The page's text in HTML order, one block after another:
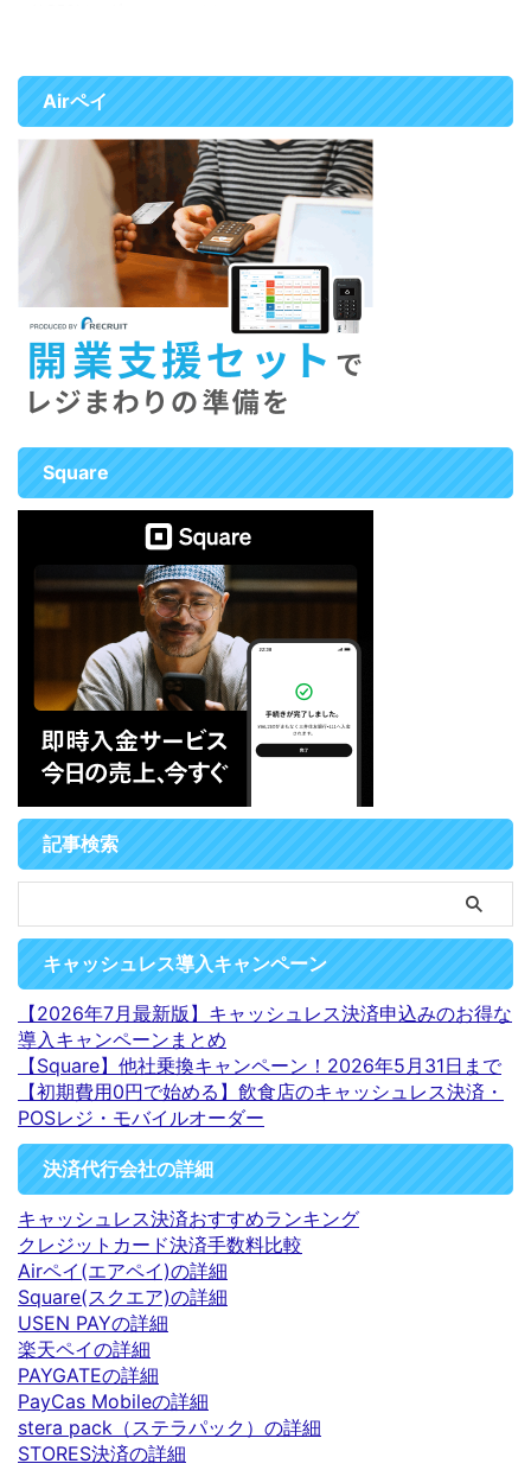
ルオーダーシステムです。 お客
様自身のスマートフォンからメニ
ューを閲覧し、そのまま注文でき
るため、スタッフの注文業務を大
幅に効率化することができ、オー
ダーミスの防止や回転率アップに
もつながります。 また高性能
POSレジ「Airレジ」やキャッシ
ュレス決済「Airペイ」ともスム
ーズに連携できるため、レジ業務
の効率化やキャッシュレス対応も
簡単にできます。 「Airレジ モバ
イルオーダー 店内版」は小規模
店舗から大型店 ...
Airペイ
Square
記事検索
キャッシュレス導入キャンペーン
【2026年7月最新版】キャッシュレス決済申込みのお得な
導入キャンペーンまとめ
【Square】他社乗換キャンペーン！2026年5月31日まで
【初期費用0円で始める】飲食店のキャッシュレス決済・
POSレジ・モバイルオーダー
決済代行会社の詳細
キャッシュレス決済おすすめランキング
クレジットカード決済手数料比較
Airペイ(エアペイ)の詳細
Square(スクエア)の詳細
USEN PAYの詳細
楽天ペイの詳細
PAYGATEの詳細
PayCas Mobileの詳細
stera pack（ステラパック）の詳細
STORES決済の詳細